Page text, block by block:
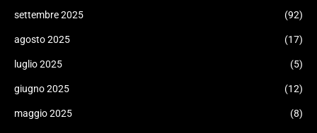
settembre 2025 (92)
agosto 2025 (17)
luglio 2025 (5)
giugno 2025 (12)
maggio 2025 (8)